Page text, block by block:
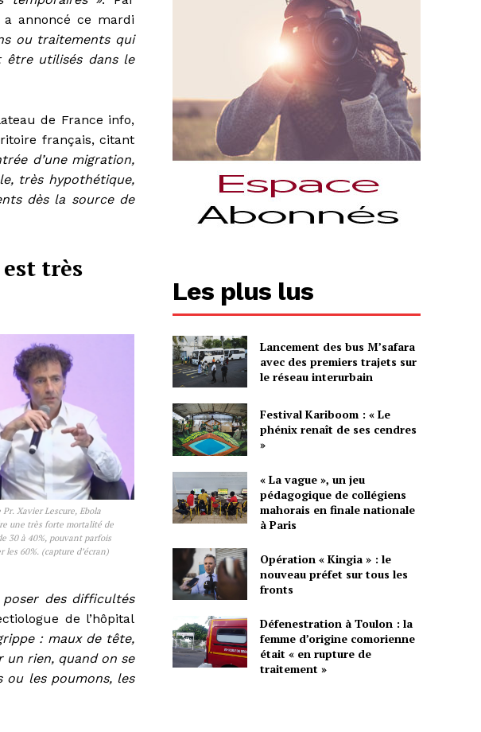
a annoncé ce mardi
ou traitements qui
être utilisés dans le
de France info,
français, citant
d’une migration,
très hypothétique,
dès la source de
très
Pr. Xavier Lescure, Ebola
une très forte mortalité de
30 à 40%, pouvant parfois
les 60%. (capture d’écran)
des difficultés
de l’hôpital
: maux de tête,
un rien, quand on se
ou les poumons, les
Les plus lus
Lancement des bus M’safara
avec des premiers trajets sur
le réseau interurbain
Festival Kariboom : « Le
phénix renaît de ses cendres
»
« La vague », un jeu
pédagogique de collégiens
mahorais en finale nationale
à Paris
Opération « Kingia » : le
nouveau préfet sur tous les
fronts
Défenestration à Toulon : la
femme d’origine comorienne
était « en rupture de
traitement »